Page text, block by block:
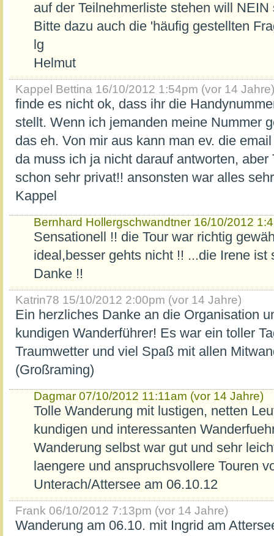
auf der Teilnehmerliste stehen will NEIN
Bitte dazu auch die 'häufig gestellten
lg
Helmut
Kappel Bettina 16/10/2012 1:54pm (vor 14 Jahre)
finde es nicht ok, dass ihr die
stellt. Wenn ich jemanden meine Nummer
das eh. Von mir aus kann man ev. die
da muss ich ja nicht darauf antworten, aber
schon sehr privat!! ansonsten war alles
Kappel
Bernhard Hollergschwandtner 16/10/2012
Sensationell !! die Tour war richtig
ideal,besser gehts nicht !! ...die Irene ist
Danke !!
Katrin78 15/10/2012 2:00pm (vor 14 Jahre)
Ein herzliches Danke an die Organisation
kundigen Wanderführer! Es war ein toller
Traumwetter und viel Spaß mit allen
(Großraming)
Dagmar 07/10/2012 11:11am (vor 14 Jahre)
Tolle Wanderung mit lustigen, netten
kundigen und interessanten
Wanderung selbst war gut und sehr
laengere und anspruchsvollere Touren
Unterach/Attersee am 06.10.12
Frank 06/10/2012 7:13pm (vor 14 Jahre)
Wanderung am 06.10. mit Ingrid am